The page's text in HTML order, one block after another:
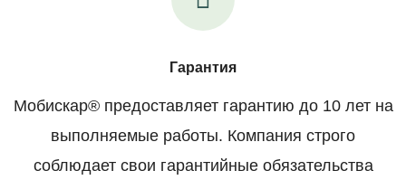
Гарантия
Мобискар® предоставляет гарантию до 10 лет на
выполняемые работы. Компания строго
соблюдает свои гарантийные обязательства